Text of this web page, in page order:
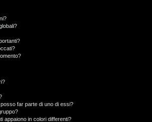
far parte di uno di essi?
appaiono in colori differenti?